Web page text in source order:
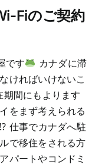
Fiのご契約
です
カナダに滞
ければいけないこ
期間にもよります
をまず考えられる
仕事でカナダへ駐
で移住をされる方
パートやコンドミ